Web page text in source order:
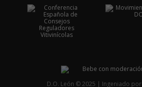
D.O. León © 2025 | Ingeniado por